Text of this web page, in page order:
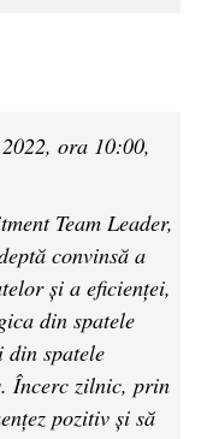
ora 10:00,
Team Leader,
convinsă a
și a eficienței,
din spatele
spatele
Încerc zilnic, prin
pozitiv și să